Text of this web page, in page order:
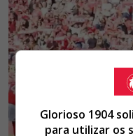
Glorioso 1904
para utilizar os